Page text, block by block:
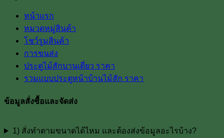
หน้าแรก
หมวดหมู่สินค้า
โชว์รูมสินค้า
การขนส่ง
ประตูไม้สักบานเดี่ยว ราคา
รวมแบบประตูหน้าบ้านไม้สัก ราคา
ข้อมูลสั่งซื้อและจัดส่ง
1) สั่งทำตามขนาดได้ไหม และต้องส่งข้อมูลอะไรบ้าง?